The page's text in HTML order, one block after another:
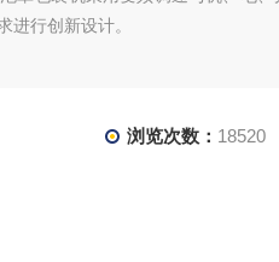
进行创新设计。
浏览次数： 18520